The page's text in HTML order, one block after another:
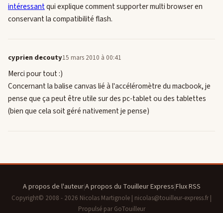
intéressantqui explique comment supportermulti browser en
conservant la compatibilité flash.
cyprien decouty15 mars 2010 à 00:41
Merci pour tout :)
Concernant la balise canvas lié à l'accéléromètre du macbook, je
pense que ça peut être utile sur des pc-tablet ou des tablettes
(bien que cela soit géré nativement je pense)
A propos de l'auteur|A propos du Touilleur Express|Flux RSS
Copyright© 2008 - 2026 Nicolas Martignole | nicolas@touilleur-express.fr |
Propulsé par GoTouilleur